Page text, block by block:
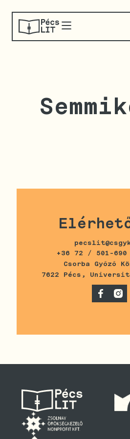
+36 72 / 501-690
Csorba Győző
7622 Pécs,